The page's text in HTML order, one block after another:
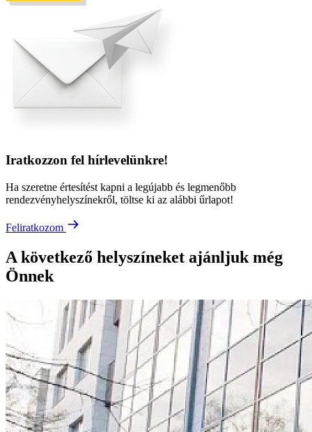
Iratkozzon fel hírlevelünkre!
Ha szeretne értesítést kapni a legújabb és legmenőbb
rendezvényhelyszínekről, töltse ki az alábbi űrlapot!
Feliratkozom
A következő helyszíneket ajánljuk még
Önnek